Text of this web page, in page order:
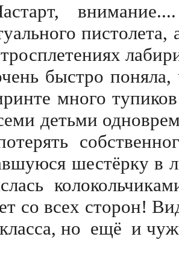
быстро
много
детьми
шестёрку в
со всех сторон!
но ещё и